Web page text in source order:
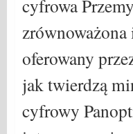
cyfrowa
oferowany
jak twierdzą
cyfrowy